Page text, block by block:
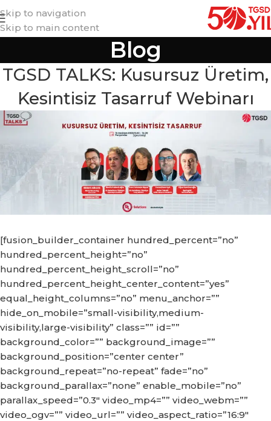
Skip to navigation
Skip to main content
Blog
TGSD TALKS: Kusursuz Üretim,
Kesintisiz Tasarruf Webinarı
[fusion_builder_container hundred_percent=”no”
hundred_percent_height=”no”
hundred_percent_height_scroll=”no”
hundred_percent_height_center_content=”yes”
equal_height_columns=”no” menu_anchor=””
hide_on_mobile=”small-visibility,medium-
visibility,large-visibility” class=”” id=””
background_color=”” background_image=””
background_position=”center center”
background_repeat=”no-repeat” fade=”no”
background_parallax=”none” enable_mobile=”no”
parallax_speed=”0.3″ video_mp4=”” video_webm=””
video_ogv=”” video_url=”” video_aspect_ratio=”16:9″